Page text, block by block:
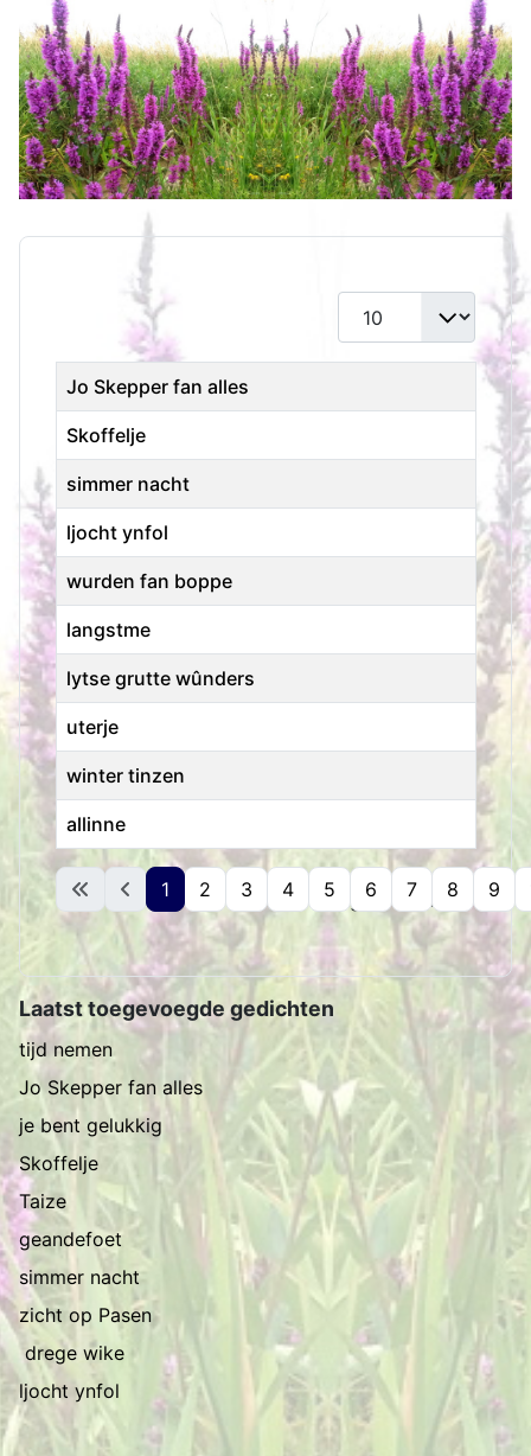
Toon #
Artikelen
Titel
Jo Skepper fan alles
Skoffelje
simmer nacht
ljocht ynfol
wurden fan boppe
langstme
lytse grutte wûnders
uterje
winter tinzen
allinne
Pagina 1 van 15
1 2 3 4 5 6 7 8 9
Laatst toegevoegde gedichten
tijd nemen
Jo Skepper fan alles
je bent gelukkig
Skoffelje
Taize
geandefoet
simmer nacht
zicht op Pasen
drege wike
ljocht ynfol